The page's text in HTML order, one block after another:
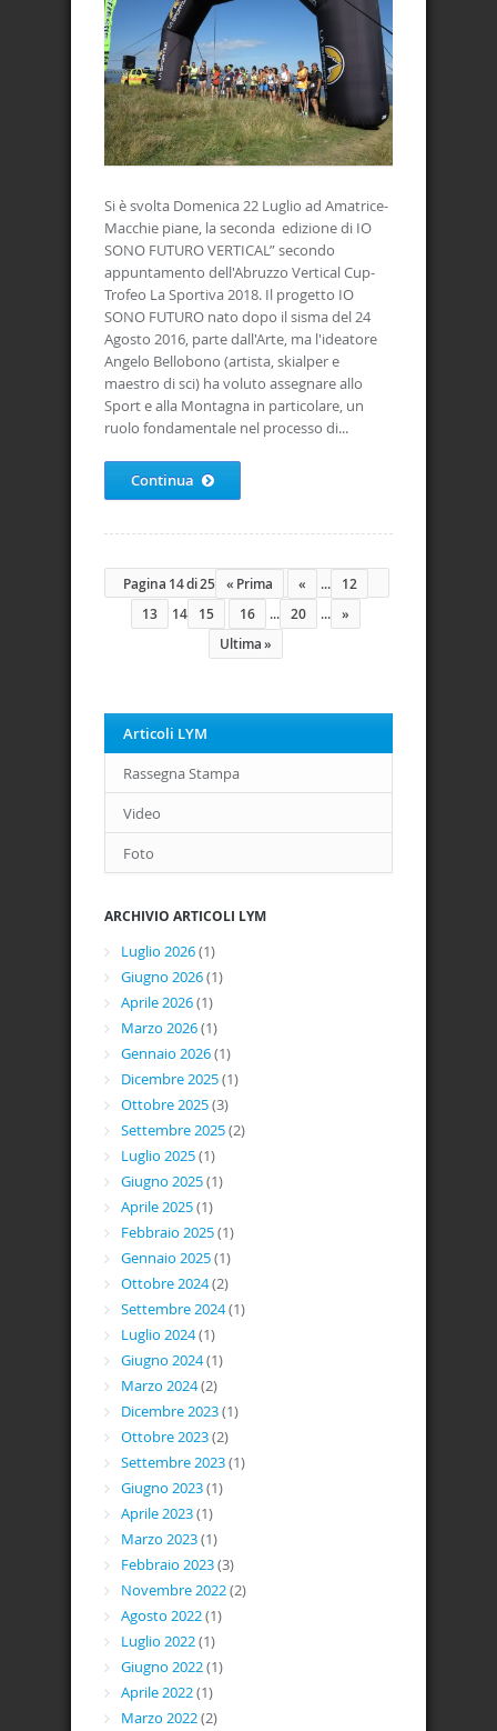
Si è svolta Domenica 22 Luglio ad Amatrice-
Macchie piane, la seconda edizione di IO
SONO FUTURO VERTICAL” secondo
appuntamento dell'Abruzzo Vertical Cup-
Trofeo La Sportiva 2018. Il progetto IO
SONO FUTURO nato dopo il sisma del 24
Agosto 2016, parte dall'Arte, ma l'ideatore
Angelo Bellobono (artista, skialper e
maestro di sci) ha voluto assegnare allo
Sport e alla Montagna in particolare, un
ruolo fondamentale nel processo di...
Continua
Pagina 14 di 25 « Prima « ...
12
13
14 15 16 ... 20 ...
»
Ultima »
Articoli LYM
Rassegna Stampa
Video
Foto
ARCHIVIO ARTICOLI LYM
Luglio 2026(1)
Giugno 2026(1)
Aprile 2026(1)
Marzo 2026(1)
Gennaio 2026(1)
Dicembre 2025(1)
Ottobre 2025(3)
Settembre 2025(2)
Luglio 2025(1)
Giugno 2025(1)
Aprile 2025(1)
Febbraio 2025(1)
Gennaio 2025(1)
Ottobre 2024(2)
Settembre 2024(1)
Luglio 2024(1)
Giugno 2024(1)
Marzo 2024(2)
Dicembre 2023(1)
Ottobre 2023(2)
Settembre 2023(1)
Giugno 2023(1)
Aprile 2023(1)
Marzo 2023(1)
Febbraio 2023(3)
Novembre 2022(2)
Agosto 2022(1)
Luglio 2022(1)
Giugno 2022(1)
Aprile 2022(1)
Marzo 2022(2)